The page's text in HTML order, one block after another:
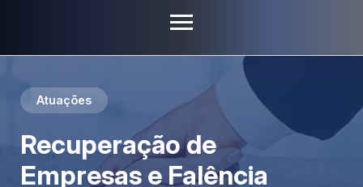
Atuações
Recuperação de
Empresas e Falência